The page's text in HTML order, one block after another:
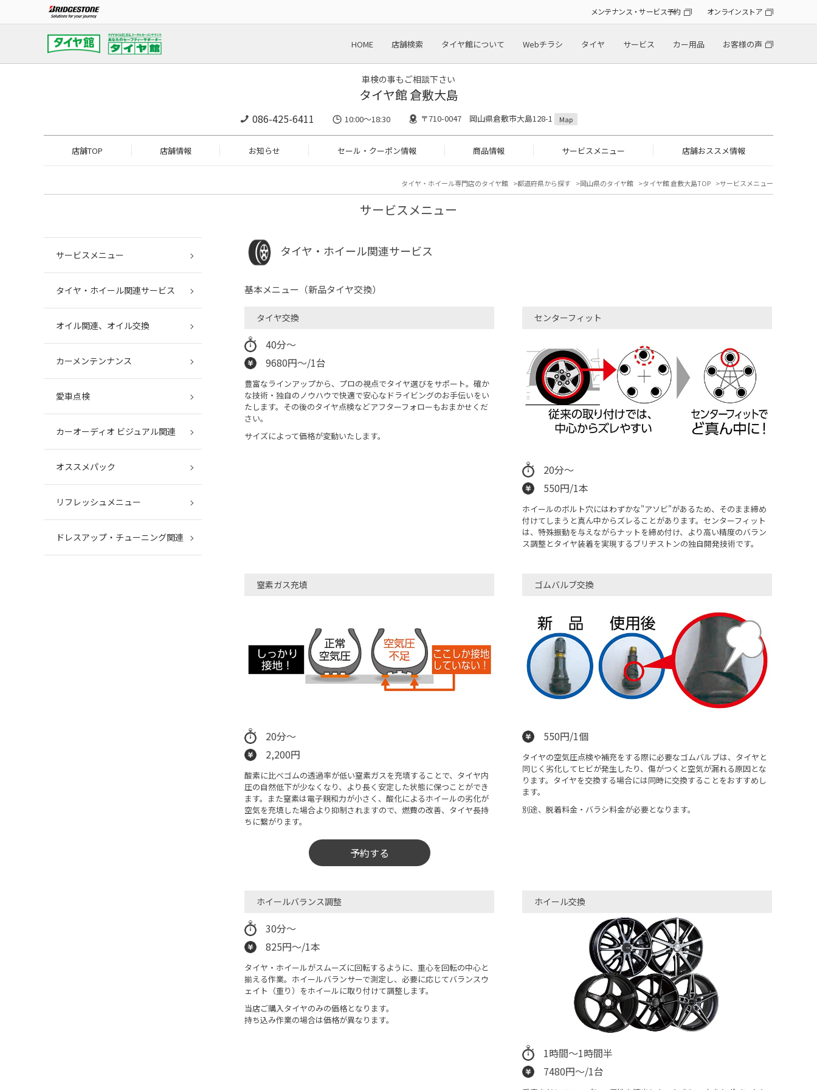
メンテナンス・サービス予約 オンラインストア
HOME 店舗検索 タイヤ館について Webチラシ タイヤ サービス カー用品 お客様の声
車検の事もご相談下さい
タイヤ館 倉敷大島
086-425-6411 10:00～18:30 〒710-0047 岡山県倉敷市大島128-1 Map
店舗TOP 店舗情報 お知らせ セール・クーポン情報 商品情報 サービスメニュー 店舗おススメ情報
タイヤ・ホイール専門店のタイヤ館 都道府県から探す 岡山県のタイヤ館 タイヤ館 倉敷大島TOP サービスメニュー
サービスメニュー
サービスメニュー
タイヤ・ホイール関連サービス
オイル関連、オイル交換
カーメンテンナンス
愛車点検
カーオーディオ ビジュアル関連
オススメパック
リフレッシュメニュー
ドレスアップ・チューニング関連
タイヤ・ホイール関連サービス
基本メニュー（新品タイヤ交換）
タイヤ交換
40分〜
9680円～/1台
豊富なラインアップから、プロの視点でタイヤ選びをサポート。確か
な技術・独自のノウハウで快適で安心なドライビングのお手伝いをい
たします。その後のタイヤ点検などアフターフォローもおまかせくだ
さい。
サイズによって価格が変動いたします。
センターフィット
20分〜
550円/1本
ホイールのボルト穴にはわずかな"アソビ"があるため、そのまま締め
付けてしまうと真ん中からズレることがあります。センターフィット
は、特殊振動を与えながらナットを締め付け、より高い精度のバラン
ス調整とタイヤ装着を実現するブリヂストンの独自開発技術です。
窒素ガス充填
20分〜
2,200円
酸素に比べゴムの透過率が低い窒素ガスを充填することで、タイヤ内
圧の自然低下が少なくなり、より長く安定した状態に保つことができ
ます。また窒素は電子親和力が小さく、酸化によるホイールの劣化が
空気を充填した場合より抑制されますので、燃費の改善、タイヤ長持
ちに繋がります。
予約する
ゴムバルブ交換
550円/1個
タイヤの空気圧点検や補充をする際に必要なゴムバルブは、タイヤと
同じく劣化してヒビが発生したり、傷がつくと空気が漏れる原因とな
ります。タイヤを交換する場合には同時に交換することをおすすめし
ます。
別途、脱着料金・バラシ料金が必要となります。
ホイールバランス調整
30分〜
825円～/1本
タイヤ・ホイールがスムーズに回転するように、重心を回転の中心と
揃える作業。ホイールバランサーで測定し、必要に応じてバランスウ
ェイト（重り）をホイールに取り付けて調整します。
当店ご購入タイヤのみの価格となります。
持ち込み作業の場合は価格が異なります。
ホイール交換
1時間〜1時間半
7480円〜/1台